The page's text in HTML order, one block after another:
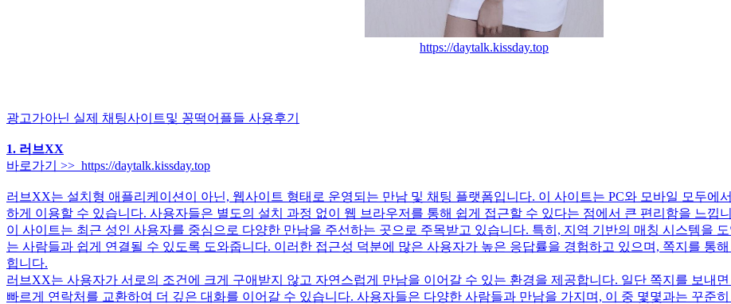
https://daytalk.kissday.top
광고가아닌 실제 채팅사이트및 꽁떡어플들 사용후기
1. 러브XX
바로가기 >> https://daytalk.kissday.top
러브XX는 설치형 애플리케이션이 아닌, 웹사이트 형태로 운영되는 만남 및 채팅 플랫폼입니다. 이 사이트는 PC와 모바일 모두에
하게 이용할 수 있습니다. 사용자들은 별도의 설치 과정 없이 웹 브라우저를 통해 쉽게 접근할 수 있다는 점에서 큰 편리함을 느낍
이 사이트는 최근 성인 사용자를 중심으로 다양한 만남을 주선하는 곳으로 주목받고 있습니다. 특히, 지역 기반의 매칭 시스템을
는 사람들과 쉽게 연결될 수 있도록 도와줍니다. 이러한 접근성 덕분에 많은 사용자가 높은 응답률을 경험하고 있으며, 쪽지를 통
힙니다.
러브XX는 사용자가 서로의 조건에 크게 구애받지 않고 자연스럽게 만남을 이어갈 수 있는 환경을 제공합니다. 일단 쪽지를 보내
빠르게 연락처를 교환하여 더 깊은 대화를 이어갈 수 있습니다. 사용자들은 다양한 사람들과 만남을 가지며, 이 중 몇몇과는 꾸준